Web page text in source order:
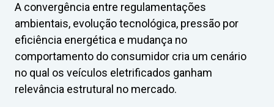
A convergência entre regulamentações
ambientais, evolução tecnológica, pressão por
eficiência energética e mudança no
comportamento do consumidor cria um cenário
no qual os veículos eletrificados ganham
relevância estrutural no mercado.